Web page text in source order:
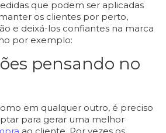
que podem ser aplicadas
os clientes por perto,
e deixá-los confiantes na marca
por exemplo:
pensando no
em qualquer outro, é preciso
para gerar uma melhor